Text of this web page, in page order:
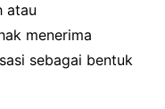
atau
menerima
sebagai bentuk